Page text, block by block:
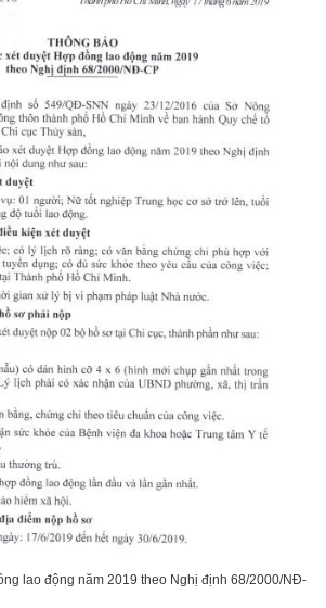
lao động năm 2019 theo Nghị định 68/2000/NĐ-